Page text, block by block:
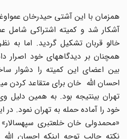
همزمان با این آشتی حیدرخان
آشکار شد و کمیته اشتراکی شامل
خالو قربان تشکیل گردید. اما به
همچنان بر دیدگاههای خود اصرار
بین اعضای این کمیته را دشوار
احسان الله خان برای متقاعد کردن
تهران بینتیجه بود. به همین دلیل
خود را آماده حمله به تهران نمود. در
«محمدولی خان خلعتبری سپهسالار»
نکته جالب توجه اینکه احسان الله